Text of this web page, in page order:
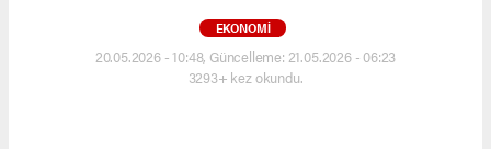
EKONOMI
20.05.2026 - 10:48, Güncelleme: 21.05.2026 - 06:23
3293+ kez okundu.